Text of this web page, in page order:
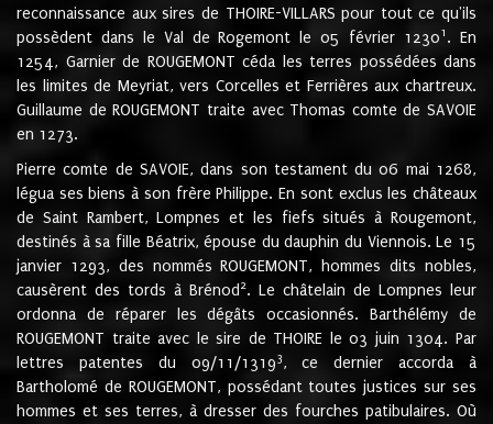
reconnaissance aux sires de THOIRE-VILLARS pour tout ce qu'ils
possèdent dans le Val de Rogemont le 05 février 12301 . En
1254, Garnier de ROUGEMONT céda les terres possédées dans
les limites de Meyriat, vers Corcelles et Ferrières aux chartreux.
Guillaume de ROUGEMONT traite avec Thomas comte de SAVOIE
en 1273.
Pierre comte de SAVOIE, dans son testament du 06 mai 1268,
légua ses biens à son frère Philippe. En sont exclus les châteaux
de Saint Rambert, Lompnes et les fiefs situés à Rougemont,
destinés à sa fille Béatrix, épouse du dauphin du Viennois. Le 15
janvier 1293, des nommés ROUGEMONT, hommes dits nobles,
causèrent des tords à Brénod 2. Le châtelain de Lompnes leur
ordonna de réparer les dégâts occasionnés. Barthélémy de
ROUGEMONT traite avec le sire de THOIRE le 03 juin 1304. Par
lettres patentes du 09/11/13193, ce dernier accorda à
Bartholomé de ROUGEMONT, possédant toutes justices sur ses
hommes et ses terres, à dresser des fourches patibulaires. Où